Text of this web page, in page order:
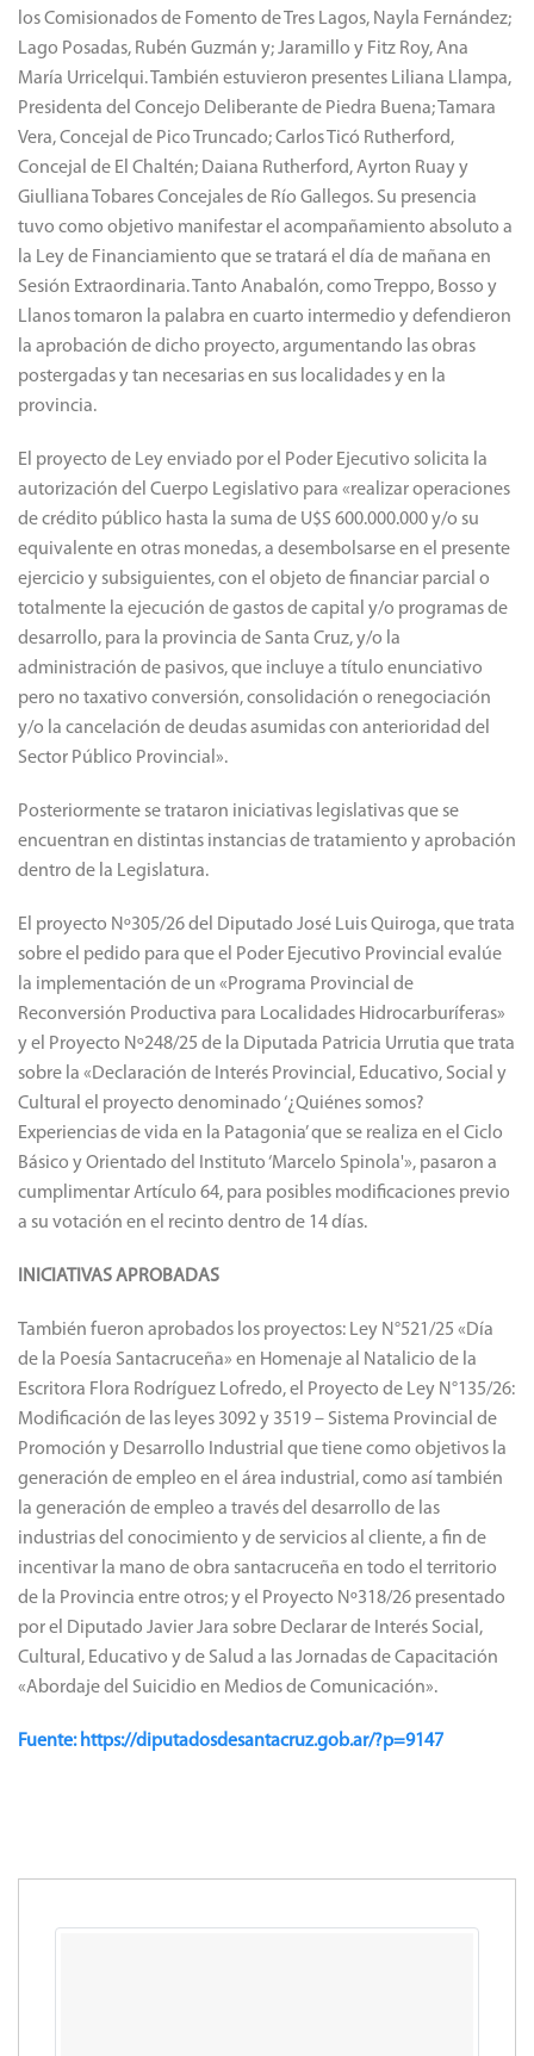
los Comisionados de Fomento de Tres Lagos, Nayla Fernández;
Lago Posadas, Rubén Guzmán y; Jaramillo y Fitz Roy, Ana
María Urricelqui. También estuvieron presentes Liliana Llampa,
Presidenta del Concejo Deliberante de Piedra Buena; Tamara
Vera, Concejal de Pico Truncado; Carlos Ticó Rutherford,
Concejal de El Chaltén; Daiana Rutherford, Ayrton Ruay y
Giulliana Tobares Concejales de Río Gallegos. Su presencia
tuvo como objetivo manifestar el acompañamiento absoluto a
la Ley de Financiamiento que se tratará el día de mañana en
Sesión Extraordinaria. Tanto Anabalón, como Treppo, Bosso y
Llanos tomaron la palabra en cuarto intermedio y defendieron
la aprobación de dicho proyecto, argumentando las obras
postergadas y tan necesarias en sus localidades y en la
provincia.
El proyecto de Ley enviado por el Poder Ejecutivo solicita la
autorización del Cuerpo Legislativo para «realizar operaciones
de crédito público hasta la suma de U$S 600.000.000 y/o su
equivalente en otras monedas, a desembolsarse en el presente
ejercicio y subsiguientes, con el objeto de financiar parcial o
totalmente la ejecución de gastos de capital y/o programas de
desarrollo, para la provincia de Santa Cruz, y/o la
administración de pasivos, que incluye a título enunciativo
pero no taxativo conversión, consolidación o renegociación
y/o la cancelación de deudas asumidas con anterioridad del
Sector Público Provincial».
Posteriormente se trataron iniciativas legislativas que se
encuentran en distintas instancias de tratamiento y aprobación
dentro de la Legislatura.
El proyecto Nº305/26 del Diputado José Luis Quiroga, que trata
sobre el pedido para que el Poder Ejecutivo Provincial evalúe
la implementación de un «Programa Provincial de
Reconversión Productiva para Localidades Hidrocarburíferas»
y el Proyecto Nº248/25 de la Diputada Patricia Urrutia que trata
sobre la «Declaración de Interés Provincial, Educativo, Social y
Cultural el proyecto denominado ‘¿Quiénes somos?
Experiencias de vida en la Patagonia’ que se realiza en el Ciclo
Básico y Orientado del Instituto ‘Marcelo Spinola'», pasaron a
cumplimentar Artículo 64, para posibles modificaciones previo
a su votación en el recinto dentro de 14 días.
INICIATIVAS APROBADAS
También fueron aprobados los proyectos: Ley N°521/25 «Día
de la Poesía Santacruceña» en Homenaje al Natalicio de la
Escritora Flora Rodríguez Lofredo, el Proyecto de Ley N°135/26:
Modificación de las leyes 3092 y 3519 – Sistema Provincial de
Promoción y Desarrollo Industrial que tiene como objetivos la
generación de empleo en el área industrial, como así también
la generación de empleo a través del desarrollo de las
industrias del conocimiento y de servicios al cliente, a fin de
incentivar la mano de obra santacruceña en todo el territorio
de la Provincia entre otros; y el Proyecto Nº318/26 presentado
por el Diputado Javier Jara sobre Declarar de Interés Social,
Cultural, Educativo y de Salud a las Jornadas de Capacitación
«Abordaje del Suicidio en Medios de Comunicación».
Fuente: https://diputadosdesantacruz.gob.ar/?p=9147